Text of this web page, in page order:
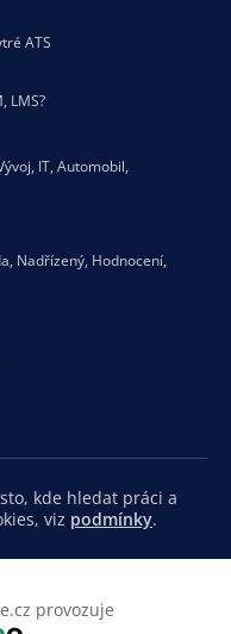
ATS
LMS?
, IT, Automobil,
, Nadřízený, Hodnocení,
kde hledat práci a
viz podmínky.
provozuje